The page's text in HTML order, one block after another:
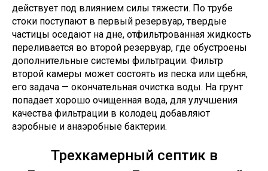
действует под влиянием силы тяжести. По трубе
стоки поступают в первый резервуар, твердые
частицы оседают на дне, отфильтрованная жидкость
переливается во второй резервуар, где обустроены
дополнительные системы фильтрации. Фильтр
второй камеры может состоять из песка или щебня,
его задача — окончательная очистка воды. На грунт
попадает хорошо очищенная вода, для улучшения
качества фильтрации в колодец добавляют
аэробные и анаэробные бактерии.
Трехкамерный септик в